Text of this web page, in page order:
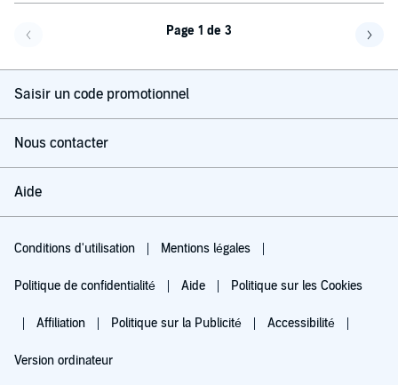
Page 1 de 3
Saisir un code promotionnel
Nous contacter
Aide
Conditions d'utilisation Mentions légales
Politique de confidentialité Aide Politique sur les Cookies
Affiliation Politique sur la Publicité Accessibilité
Version ordinateur